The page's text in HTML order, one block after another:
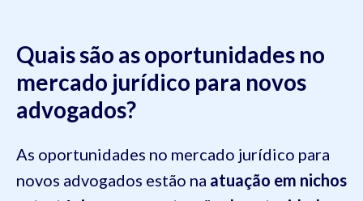
Quais são as oportunidades no
mercado jurídico para novos
advogados?
As oportunidades no mercado jurídico para
novos advogados estão na atuação em nichos